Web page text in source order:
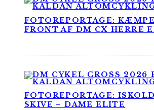
FOTOREPORTAGE:
FRONT AF DM CX HERRE
FOTOREPORTAGE:
SKIVE – DAME ELITE